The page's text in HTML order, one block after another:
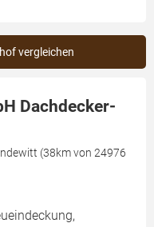
vergleichen
Dachdecker-
(38km von 24976